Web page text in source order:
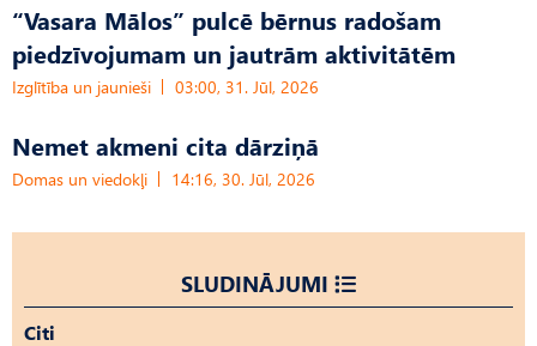
“Vasara Mālos” pulcē bērnus radošam
piedzīvojumam un jautrām aktivitātēm
Izglītība un jaunieši 03:00, 31. Jūl, 2026
Nemet akmeni cita dārziņā
Domas un viedokļi 14:16, 30. Jūl, 2026
SLUDINĀJUMI
Citi